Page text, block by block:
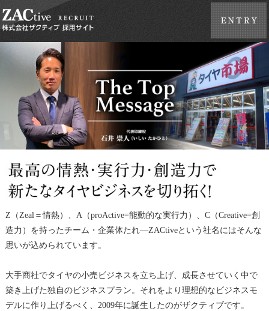
Z（Zeal＝情熱）、A（proActive=能動的な実行力）、C（Creative=創
造力）を持ったチーム・企業体たれ―ZACtiveという社名にはそんな
思いが込められています。
大手商社でタイヤの小売ビジネスを立ち上げ、成長させていく中で
築き上げた独自のビジネスプラン。それをより理想的なビジネスモ
デルに作り上げるべく、2009年に誕生したのがザクティブです。